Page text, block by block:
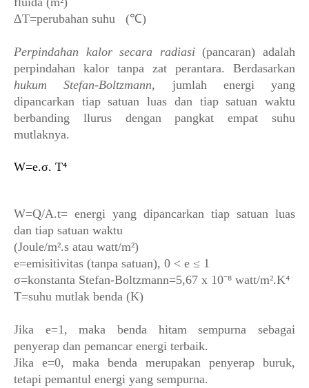
ΔT=perubahan suhu
(℃)
Perpindahan kalor secara radiasi(pancaran) adalah
perpindahan kalor tanpa zat perantara. Berdasarkan
hukum Stefan-Boltzmann, jumlah energi yang
dipancarkan tiap satuan luas dan tiap satuan waktu
berbanding llurus dengan pangkat empat suhu
mutlaknya.
W=e.σ. T⁴
W=Q/A.t= energi yang dipancarkan tiap satuan luas
dan tiap satuan waktu
(Joule/m².s atau watt/m²)
e=emisitivitas (tanpa satuan), 0 < e ≤ 1
σ=konstanta Stefan-Boltzmann=5,67 x 10⁻⁸ watt/m².K⁴
T=suhu mutlak benda (K)
Jika e=1, maka benda hitam sempurna sebagai
penyerap dan pemancar energi terbaik.
Jika e=0, maka benda merupakan penyerap buruk,
tetapi pemantul energi yang sempurna.